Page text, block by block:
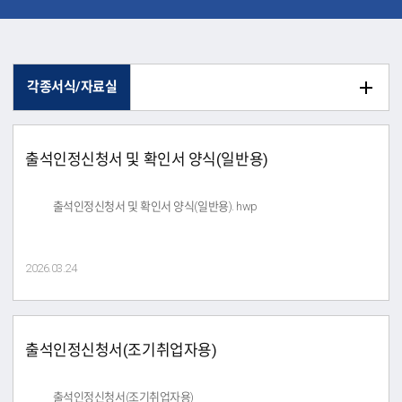
각종서식/자료실
출석인정신청서 및 확인서 양식(일반용)
출석인정신청서 및 확인서 양식(일반용). hwp
2026.03.24
출석인정신청서(조기취업자용)
출석인정신청서(조기취업자용)